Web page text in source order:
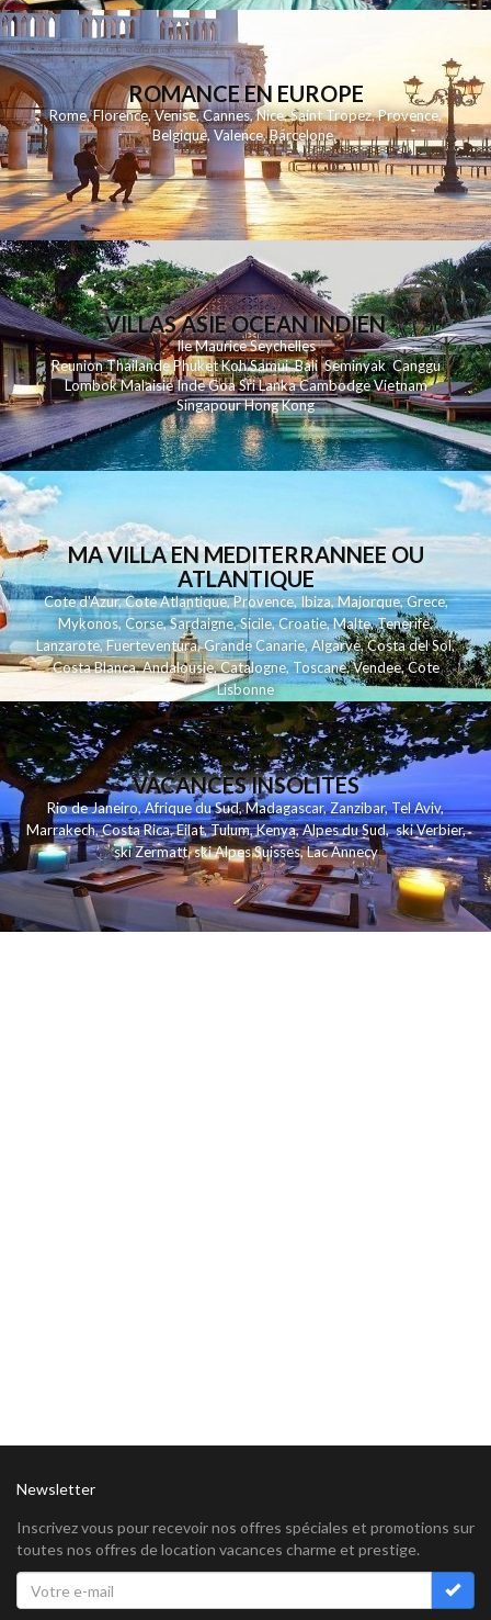
ROMANCE EN EUROPE
Rome,Florence,Venise,Cannes,Nice,Saint Tropez,Provence,
Belgique,Valence,Barcelone,
VILLAS ASIE OCEAN INDIEN
Ile MauriceSeychelles
ReunionThailandePhuketKohSamui Bali SeminyakCanggu
LombokMalaisieIndeGoaSri LankaCambodgeVietnam
SingapourHong Kong
MA VILLA EN MEDITERRANNEE OU
ATLANTIQUE
Cote d'Azur,Cote Atlantique,Provence,Ibiza,Majorque,Grece,
Mykonos,Corse,Sardaigne,Sicile,Croatie,Malte,Tenerife,
Lanzarote,Fuerteventura,Grande Canarie,Algarve,Costa del Sol,
Costa Blanca,Andalousie,Catalogne,Toscane,Vendee,Cote
Lisbonne
VACANCES INSOLITES
Rio de Janeiro,Afrique du Sud,Madagascar,Zanzibar,Tel Aviv,
Marrakech,Costa Rica,Eilat,Tulum,Kenya,Alpes du Sud,ski Verbier,
ski Zermatt,ski Alpes Suisses,Lac Annecy
Newsletter
Inscrivez vous pour recevoir nos offres spéciales et promotions sur
toutes nos offres de location vacances charme et prestige.